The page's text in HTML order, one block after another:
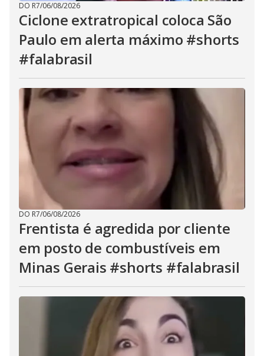
DO R7/06/08/2026
Ciclone extratropical coloca São
Paulo em alerta máximo #shorts
#falabrasil
DO R7/06/08/2026
Frentista é agredida por cliente
em posto de combustíveis em
Minas Gerais #shorts #falabrasil